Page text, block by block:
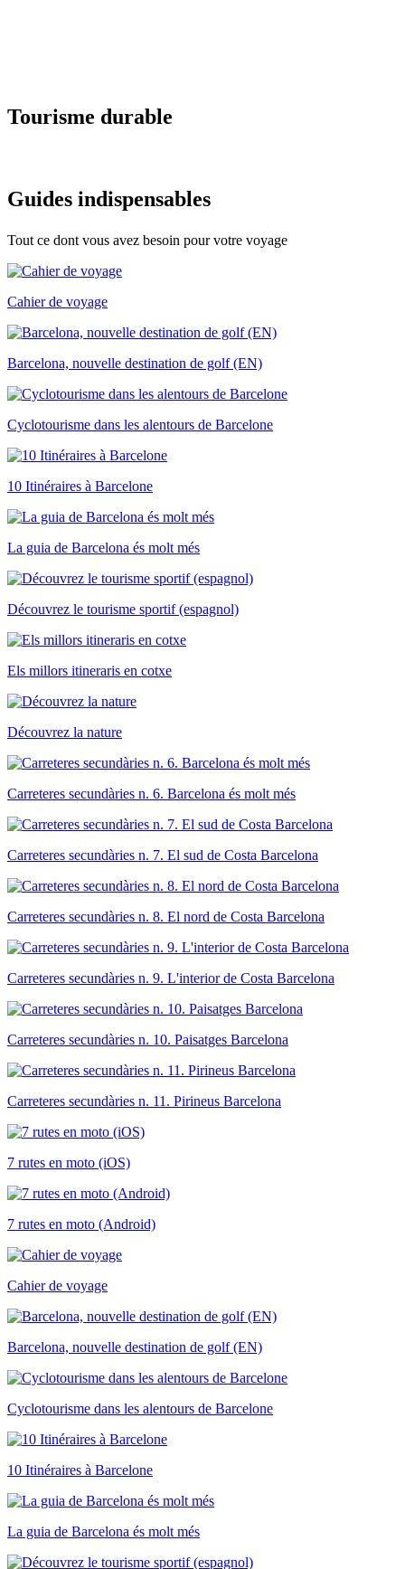
Tourisme durable
Guides indispensables
Tout ce dont vous avez besoin pour votre voyage
Cahier de voyage
Barcelona, nouvelle destination de golf (EN)
Cyclotourisme dans les alentours de Barcelone
10 Itinéraires à Barcelone
La guia de Barcelona és molt més
Découvrez le tourisme sportif (espagnol)
Els millors itineraris en cotxe
Découvrez la nature
Carreteres secundàries n. 6. Barcelona és molt més
Carreteres secundàries n. 7. El sud de Costa Barcelona
Carreteres secundàries n. 8. El nord de Costa Barcelona
Carreteres secundàries n. 9. L'interior de Costa Barcelona
Carreteres secundàries n. 10. Paisatges Barcelona
Carreteres secundàries n. 11. Pirineus Barcelona
7 rutes en moto (iOS)
7 rutes en moto (Android)
Cahier de voyage
Barcelona, nouvelle destination de golf (EN)
Cyclotourisme dans les alentours de Barcelone
10 Itinéraires à Barcelone
La guia de Barcelona és molt més